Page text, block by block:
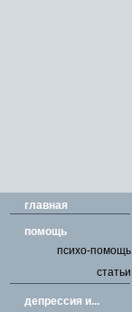
главная
помощь
психо-помощь
статьи
депрессия и...